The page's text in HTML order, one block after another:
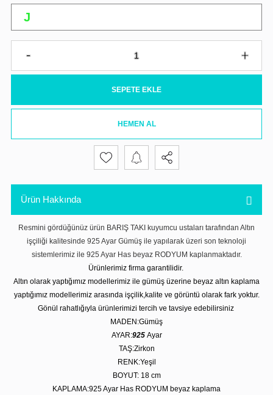
SEPETE EKLE
HEMEN AL
Ürün Hakkında
Resmini gördüğünüz ürün BARIŞ TAKI kuyumcu ustaları tarafından Altın
işçiliği kalitesinde 925 Ayar Gümüş ile yapılarak üzeri son teknoloji
sistemlerimiz ile 925 Ayar Has beyaz RODYUM kaplanmaktadır.
Ürünlerimiz firma garantilidir.
Altın olarak yaptığımız modellerimiz ile gümüş üzerine beyaz altın kaplama
yaptığımız modellerimiz arasında işçilik,kalite ve görüntü olarak fark yoktur.
Gönül rahatlığıyla ürünlerimizi tercih ve tavsiye edebilirsiniz
MADEN:Gümüş
AYAR:925 Ayar
TAŞ:Zirkon
RENK:Yeşil
BOYUT: 18 cm
KAPLAMA:925 Ayar Has RODYUM beyaz kaplama